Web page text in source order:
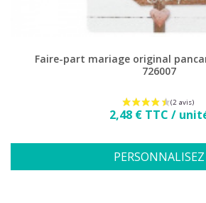
Faire-part mariage original
726007
Prix
2,48 € TTC /
PERSONNALISEZ